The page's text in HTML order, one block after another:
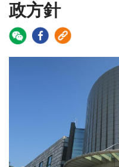
政方針